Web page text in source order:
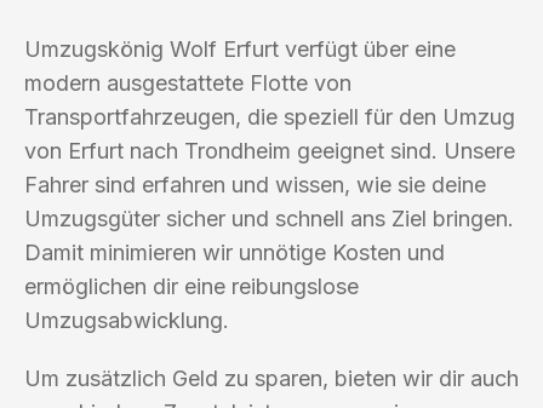
Umzugskönig Wolf Erfurt verfügt über eine
modern ausgestattete Flotte von
Transportfahrzeugen, die speziell für den Umzug
von Erfurt nach Trondheim geeignet sind. Unsere
Fahrer sind erfahren und wissen, wie sie deine
Umzugsgüter sicher und schnell ans Ziel bringen.
Damit minimieren wir unnötige Kosten und
ermöglichen dir eine reibungslose
Umzugsabwicklung.
Um zusätzlich Geld zu sparen, bieten wir dir auch